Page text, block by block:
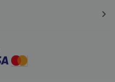
keyboard_arrow_right